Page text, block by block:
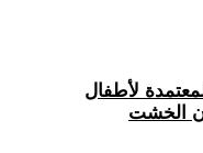
لأطفال
الخشت